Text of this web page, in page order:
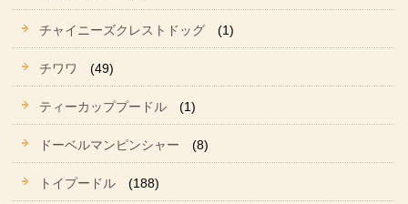
チャイニーズクレストドッグ (1)
チワワ (49)
ティーカッププードル (1)
ドーベルマンピンシャー (8)
トイプードル (188)